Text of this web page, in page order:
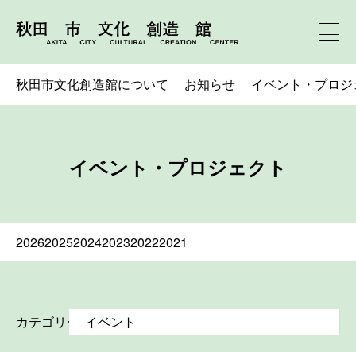
秋田市文化創造館について お知らせ イベント・プロ
イベント・プロジェクト
202620252024202320222021
カテゴリー